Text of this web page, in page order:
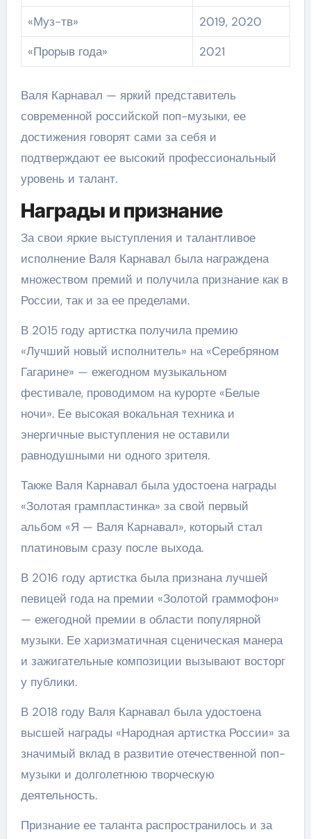
«Муз-тв»
2019, 2020
«Прорыв года»
2021
Валя Карнавал — яркий представитель
современной российской поп-музыки, ее
достижения говорят сами за себя и
подтверждают ее высокий профессиональный
уровень и талант.
Награды и признание
За свои яркие выступления и талантливое
исполнение Валя Карнавал была награждена
множеством премий и получила признание как в
России, так и за ее пределами.
В 2015 году артистка получила премию
«Лучший новый исполнитель» на «Серебряном
Гагарине» — ежегодном музыкальном
фестивале, проводимом на курорте «Белые
ночи». Ее высокая вокальная техника и
энергичные выступления не оставили
равнодушными ни одного зрителя.
Также Валя Карнавал была удостоена награды
«Золотая грампластинка» за свой первый
альбом «Я — Валя Карнавал», который стал
платиновым сразу после выхода.
В 2016 году артистка была признана лучшей
певицей года на премии «Золотой граммофон»
— ежегодной премии в области популярной
музыки. Ее харизматичная сценическая манера
и зажигательные композиции вызывают восторг
у публики.
В 2018 году Валя Карнавал была удостоена
высшей награды «Народная артистка России» за
значимый вклад в развитие отечественной поп-
музыки и долголетнюю творческую
деятельность.
Признание ее таланта распространилось и за